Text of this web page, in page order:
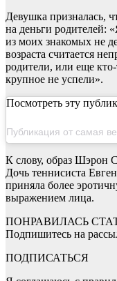
Девушка призналась,
на деньги родителей:
из моих знакомых не
возраста считается
родители, или еще
крупное не успели».
Посмотреть эту
К слову, образ Шэрон
Дочь теннисиста
приняла более
выражением лица.
ПОНРАВИЛАСЬ
Подпишитесь на
ПОДПИСАТЬСЯ